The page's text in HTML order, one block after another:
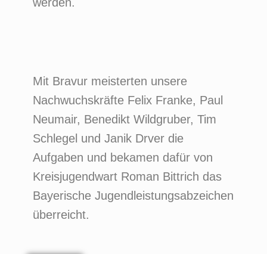
Mit Bravur meisterten unsere
Nachwuchskräfte Felix Franke, Paul
Neumair, Benedikt Wildgruber, Tim
Schlegel und Janik Drver die
Aufgaben und bekamen dafür von
Kreisjugendwart Roman Bittrich das
Bayerische Jugendleistungsabzeichen
überreicht.